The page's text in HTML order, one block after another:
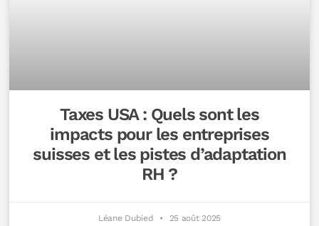
Taxes USA : Quels sont les
impacts pour les entreprises
suisses et les pistes d’adaptation
RH ?
Léane Dubied 25 août 2025